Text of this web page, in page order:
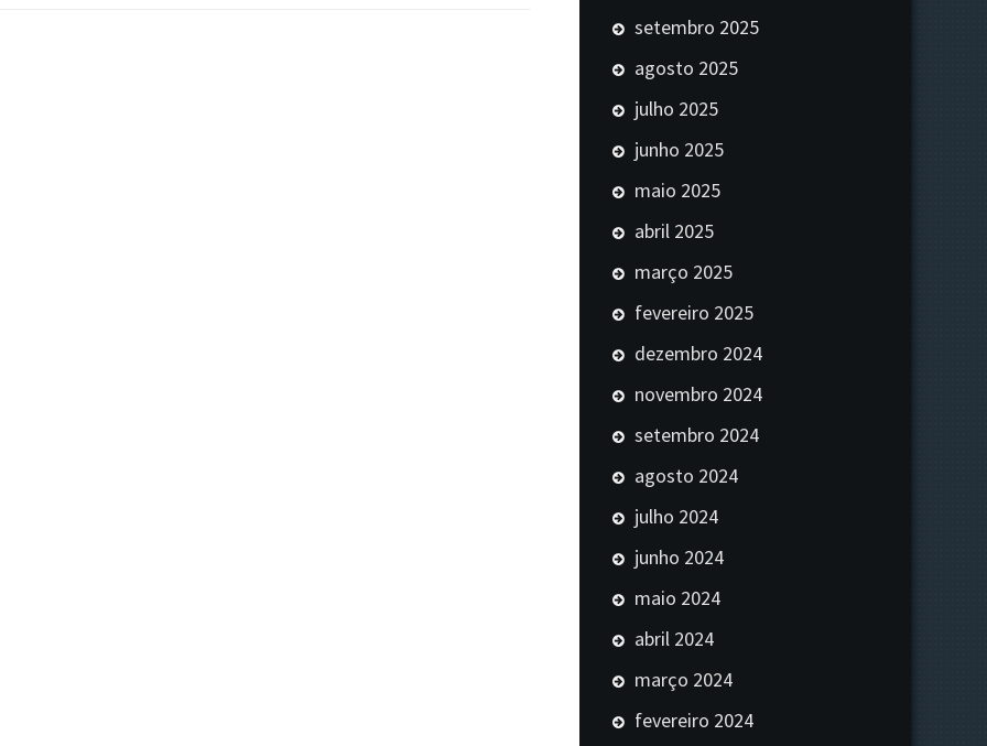
setembro 2025
agosto 2025
julho 2025
junho 2025
maio 2025
abril 2025
março 2025
fevereiro 2025
dezembro 2024
novembro 2024
setembro 2024
agosto 2024
julho 2024
junho 2024
maio 2024
abril 2024
março 2024
fevereiro 2024